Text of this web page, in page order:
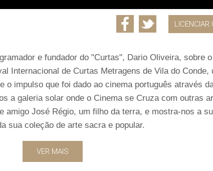
LICENCIAR
e fundador do "Curtas", Dario Oliveira, sobre
Internacional de Curtas Metragens de Vila do Conde,
o impulso que foi dado ao cinema português através
a galeria solar onde o Cinema se Cruza com outras
amigo José Régio, um filho da terra, e mostra-nos a
sua coleção de arte sacra e popular.
VER MAIS